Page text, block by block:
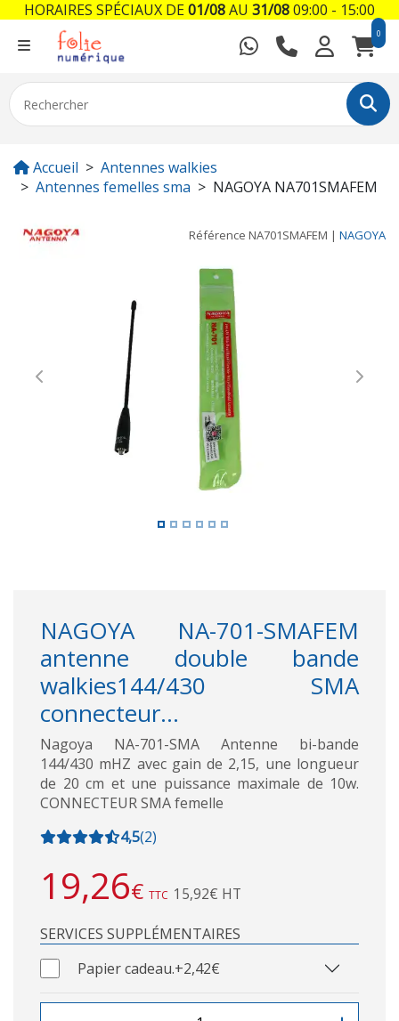
0
Accueil
Antennes walkies
Antennes femelles sma
NAGOYA NA701SMAFEM
Référence NA701SMAFEM | NAGOYA
Previous Next
NAGOYA NA-701-SMAFEM
antenne double bande
walkies144/430 SMA
connecteur...
Nagoya NA-701-SMA Antenne bi-bande
144/430 mHZ avec gain de 2,15, une longueur
de 20 cm et une puissance maximale de 10w.
CONNECTEUR SMA femelle
4,5(2)
19,26€ TTC 15,92€ HT
SERVICES SUPPLÉMENTAIRES
Papier cadeau.+2,42€
HORAIRES SPÉCIAUX DE01/08AU 31/0809:00 - 15:00